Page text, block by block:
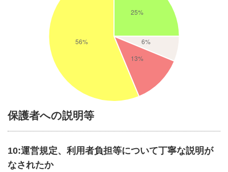
保護者への説明等
10:運営規定、利用者負担等について丁寧な説明が
なされたか